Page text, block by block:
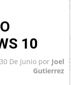
10
30 De Juniopor Joel
Gutierrez